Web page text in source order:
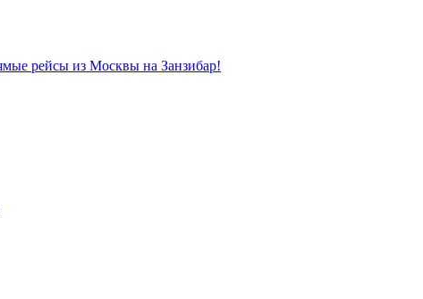
рейсы из Москвы на Занзибар!